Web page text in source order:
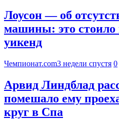
Лоусон — об
машины: это стоило
уикенд
Чемпионат.com3 недели спустя 0
Арвид Линдблад
помешало ему
круг в Спа